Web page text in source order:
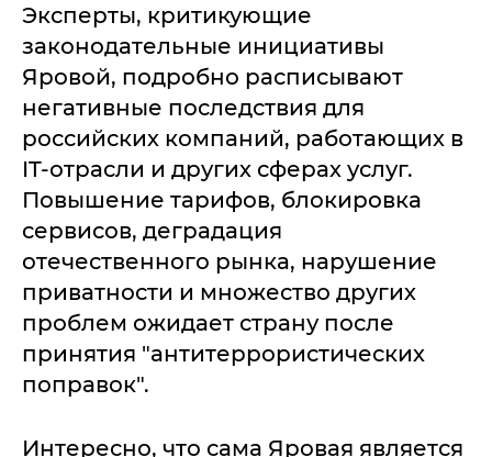
Эксперты, критикующие
законодательные инициативы
Яровой, подробно расписывают
негативные последствия для
российских компаний, работающих в
IT-отрасли и других сферах услуг.
Повышение тарифов, блокировка
сервисов, деградация
отечественного рынка, нарушение
приватности и множество других
проблем ожидает страну после
принятия "антитеррористических
поправок".
Интересно, что сама Яровая является